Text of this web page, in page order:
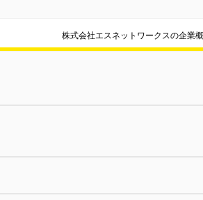
株式会社エスネットワークスの企業